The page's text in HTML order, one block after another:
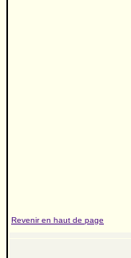
Revenir en haut de page